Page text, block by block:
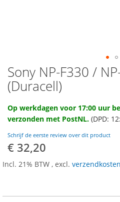
Ga
naar
het
van
de
gallerij
Sony NP-F330 /
(Duracell)
Op werkdagen voor 17:00 uur
verzonden met PostNL. (DPD:
Schrijf de eerste review over dit product
€ 32,20
Incl. 21% BTW , excl. verzendkosten